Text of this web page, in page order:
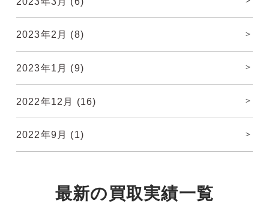
2023年2月 (8)
2023年1月 (9)
2022年12月 (16)
2022年9月 (1)
最新の買取実績一覧